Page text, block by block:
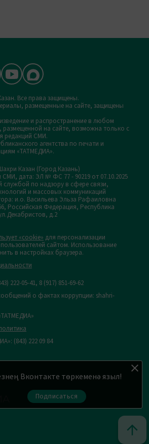
Вконтакте төркеменә языл!
Подписаться
Все права защищены.
размещенные на сайте, защищены
и распространение в любом
на сайте, возможна только с
редакций СМИ.
агентства по печати и
«ТАТМЕДИА».
Казан (Город Казань)
СМИ, дата: ЭЛ № ФС 77 - 90219 от 07.10.2025
по надзору в сфере связи,
и массовых коммуникаций
и.о. Васильева Эльза Рафаиловна
Российская Федерация, Республика
д.2
«cookie» для персонализации
сайтом. Использование
в настройках браузера.
222-05-41, 8 (917) 851-69-62
о фактах коррупции: shahri-
(843) 222 09 84